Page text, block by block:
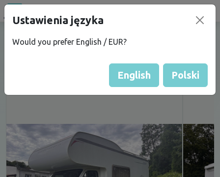
campu.eu
OBYTNÉ AUTO DETHLEFFS -
Ustawienia języka
Would you prefer English / EUR?
English Polski